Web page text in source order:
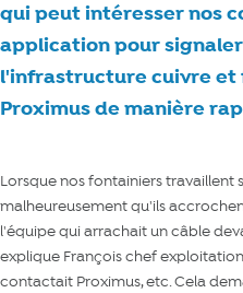
qui peut intéresser nos
application pour
l'infrastructure cuivre
Proximus de manière
Lorsque nos fontainiers travaillent
malheureusement qu'ils
l'équipe qui arrachait un câble
explique François chef
contactait Proximus, etc. Cela